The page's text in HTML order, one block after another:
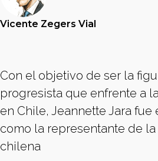
Vicente Zegers Vial
Con el objetivo de ser la
progresista que enfrente a
en Chile, Jeannette Jara fue
como la representante de
chilena